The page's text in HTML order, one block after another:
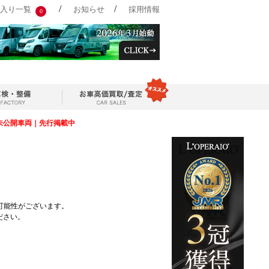
り一覧 0 / お知らせ / 採用情報
公開車両｜先行掲載中
性がございます。
い。
TOPへ戻る